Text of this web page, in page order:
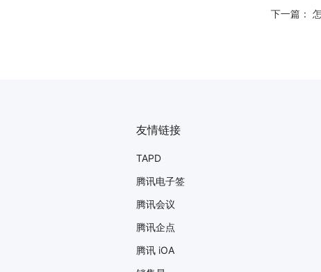
下一篇：
友情链接
TAPD
腾讯电子签
腾讯会议
腾讯企点
腾讯 iOA